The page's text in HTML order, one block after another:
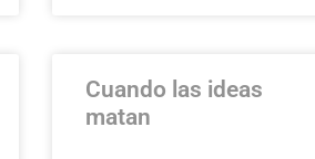
Cuando las ideas
matan